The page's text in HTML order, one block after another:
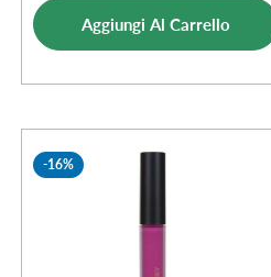
vendita
Aggiungi Al Carrello
-16%